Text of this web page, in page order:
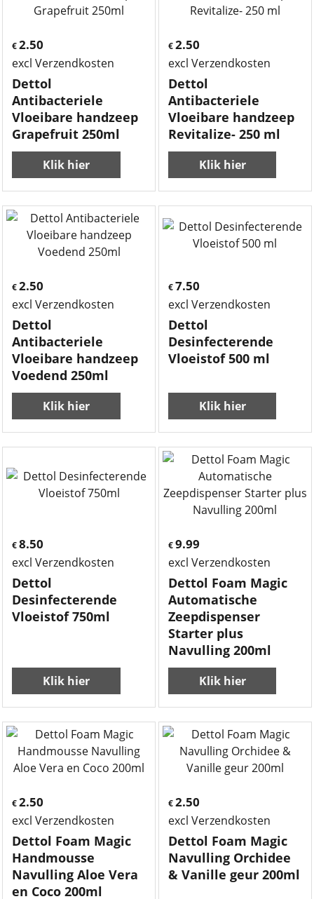
€ 2.50
excl Verzendkosten
Dettol
Antibacteriele
Vloeibare handzeep
Grapefruit 250ml
Klik hier
€2.50
excl Verzendkosten
Dettol
Antibacteriele
Vloeibare handzeep
Revitalize- 250 ml
Klik hier
€ 2.50
excl Verzendkosten
Dettol
Antibacteriele
Vloeibare handzeep
Voedend 250ml
Klik hier
€7.50
excl Verzendkosten
Dettol
Desinfecterende
Vloeistof 500 ml
Klik hier
€ 8.50
excl Verzendkosten
Dettol
Desinfecterende
Vloeistof 750ml
Klik hier
€9.99
excl Verzendkosten
Dettol Foam Magic
Automatische
Zeepdispenser
Starter plus
Navulling 200ml
Klik hier
€ 2.50
excl Verzendkosten
Dettol Foam Magic
Handmousse
Navulling Aloe Vera
en Coco 200ml
€2.50
excl Verzendkosten
Dettol Foam Magic
Navulling Orchidee
& Vanille geur 200ml